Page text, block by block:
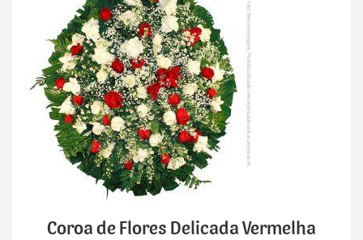
Coroa de Flores Delicada Vermelha